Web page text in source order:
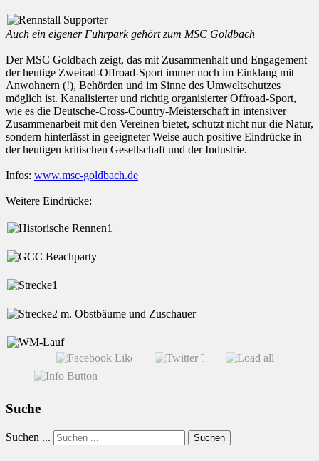
Auch ein eigener Fuhrpark gehört zum MSC Goldbach
Der MSC Goldbach zeigt, das mit Zusammenhalt und Engagement
der heutige Zweirad-Offroad-Sport immer noch im Einklang mit
Anwohnern (!), Behörden und im Sinne des Umweltschutzes
möglich ist. Kanalisierter und richtig organisierter Offroad-Sport,
wie es die Deutsche-Cross-Country-Meisterschaft in intensiver
Zusammenarbeit mit den Vereinen bietet, schützt nicht nur die Natur,
sondern hinterlässt in geeigneter Weise auch positive Eindrücke in
der heutigen kritischen Gesellschaft und der Industrie.
Infos: www.msc-goldbach.de
Weitere Eindrücke:
Suche
Suchen ... Suchen